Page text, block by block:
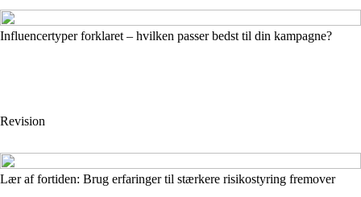
Influencertyper forklaret – hvilken passer bedst til din kampagne?
Revision
Lær af fortiden: Brug erfaringer til stærkere risikostyring fremover